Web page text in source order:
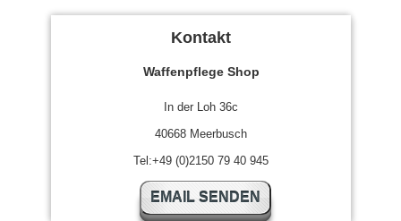
Kontakt
Waffenpflege Shop
In der Loh 36c
40668 Meerbusch
Tel:+49 (0)2150 79 40 945
EMAIL SENDEN